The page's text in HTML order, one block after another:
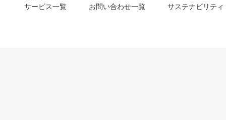
サービス一覧 お問い合わせ一覧 サステナビリティ